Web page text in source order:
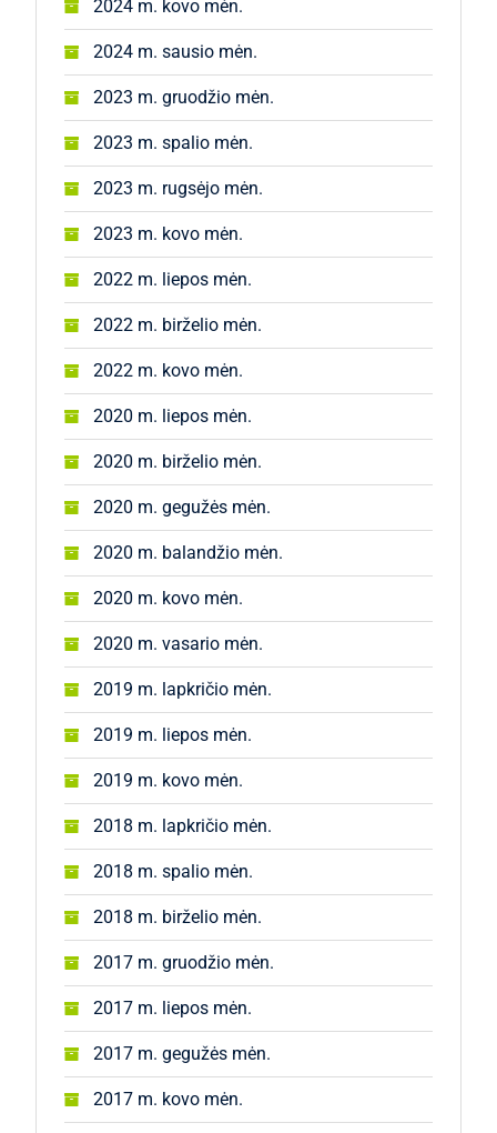
2024 m. kovo mėn.
2024 m. sausio mėn.
2023 m. gruodžio mėn.
2023 m. spalio mėn.
2023 m. rugsėjo mėn.
2023 m. kovo mėn.
2022 m. liepos mėn.
2022 m. birželio mėn.
2022 m. kovo mėn.
2020 m. liepos mėn.
2020 m. birželio mėn.
2020 m. gegužės mėn.
2020 m. balandžio mėn.
2020 m. kovo mėn.
2020 m. vasario mėn.
2019 m. lapkričio mėn.
2019 m. liepos mėn.
2019 m. kovo mėn.
2018 m. lapkričio mėn.
2018 m. spalio mėn.
2018 m. birželio mėn.
2017 m. gruodžio mėn.
2017 m. liepos mėn.
2017 m. gegužės mėn.
2017 m. kovo mėn.